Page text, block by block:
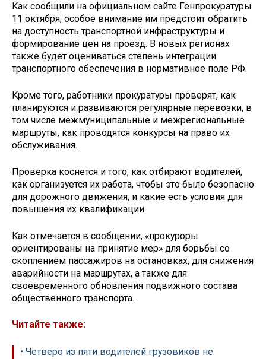
Как сообщили на официальном сайте Генпрокуратуры
11 октября, особое внимание им предстоит обратить
на доступность транспортной инфраструктуры и
формирование цен на проезд. В новых регионах
также будет оцениваться степень интеграции
транспортного обеспечения в нормативное поле РФ.
Кроме того, работники прокуратуры проверят, как
планируются и развиваются регулярные перевозки, в
том числе межмуниципальные и межрегиональные
маршруты, как проводятся конкурсы на право их
обслуживания.
Проверка коснется и того, как отбирают водителей,
как организуется их работа, чтобы это было безопасно
для дорожного движения, и какие есть условия для
повышения их квалификации.
Как отмечается в сообщении, «прокуроры
ориентированы на принятие мер» для борьбы со
скоплением пассажиров на остановках, для снижения
аварийности на маршрутах, а также для
своевременного обновления подвижного состава
общественного транспорта.
Читайте также:
• Четверо из пяти водителей грузовиков не